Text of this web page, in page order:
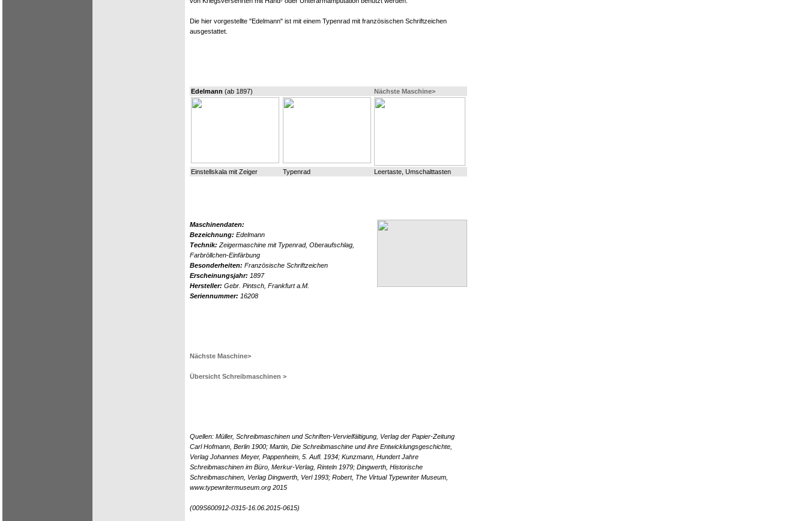
Die hier vorgestellte "Edelmann" ist mit einem Typenrad mit französischen Schriftzeichen
ausgestattet.
Edelmann (ab 1897) Nächste Maschine>
Einstellskala mit Zeiger Typenrad Leertaste, Umschalttasten
Maschinendaten:
Bezeichnung: Edelmann
Technik: Zeigermaschine mit Typenrad, Oberaufschlag,
Farbröllchen-Einfärbung
Besonderheiten: Französische Schriftzeichen
Erscheinungsjahr: 1897
Hersteller: Gebr. Pintsch, Frankfurt a.M.
Seriennummer: 16208
Nächste Maschine>
Übersicht Schreibmaschinen >
Quellen: Müller, Schreibmaschinen und Schriften-Vervielfältigung, Verlag der Papier-Zeitung
Carl Hofmann, Berlin 1900; Martin, Die Schreibmaschine und ihre Entwicklungsgeschichte,
Verlag Johannes Meyer, Pappenheim, 5. Aufl. 1934; Kunzmann, Hundert Jahre
Schreibmaschinen im Büro, Merkur-Verlag, Rinteln 1979; Dingwerth, Historische
Schreibmaschinen, Verlag Dingwerth, Verl 1993; Robert, The Virtual Typewriter Museum,
www.typewritermuseum.org 2015
(009S600912-0315-16.06.2015-0615)